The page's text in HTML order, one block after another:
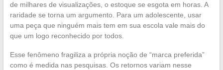
de milhares de visualizações, o estoque se esgota em horas. A
raridade se torna um argumento. Para um adolescente, usar
uma peça que ninguém mais tem em sua escola vale mais do
que um logo reconhecido por todos.
Esse fenômeno fragiliza a própria noção de “marca preferida”
como é medida nas pesquisas. Os retornos variam nesse